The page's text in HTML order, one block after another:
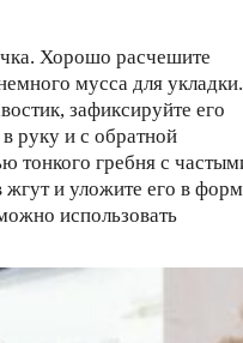
Хорошо расчешите
мусса для укладки.
зафиксируйте его
руку и с обратной
тонкого гребня с
жгут и уложите его в
использовать